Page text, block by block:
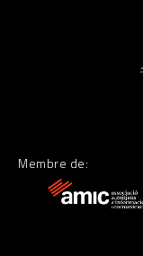
Membre de: